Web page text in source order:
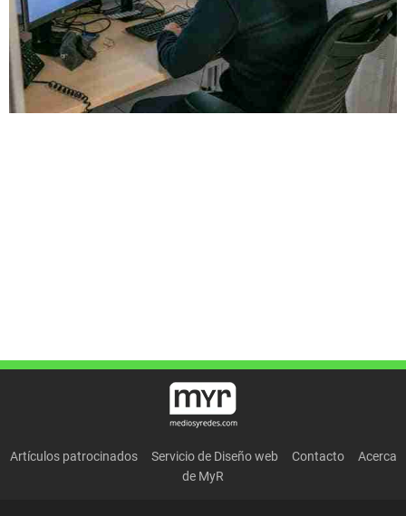
Artículos patrocinados Servicio de Diseño web Contacto
Acerca
de MyR